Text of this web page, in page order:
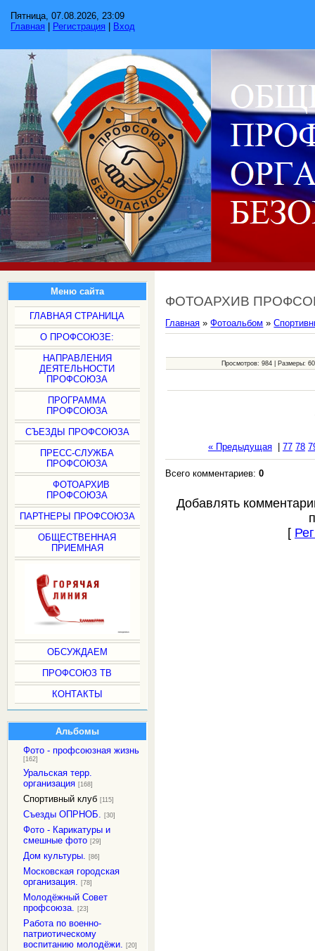
Пятница, 07.08.2026, 23:09
Главная
Регистрация Вход
Меню сайта
ГЛАВНАЯ СТРАНИЦА
О ПРОФСОЮЗЕ:
НАПРАВЛЕНИЯ
ДЕЯТЕЛЬНОСТИ
ПРОФСОЮЗА
ПРОГРАММА
ПРОФСОЮЗА
СЪЕЗДЫ ПРОФСОЮЗА
ПРЕСС-СЛУЖБА
ПРОФСОЮЗА
ФОТОАРХИВ
ПРОФСОЮЗА
ПАРТНЕРЫ ПРОФСОЮЗА
ОБЩЕСТВЕННАЯ
ПРИЕМНАЯ
ОБСУЖДАЕМ
ПРОФСОЮЗ ТВ
КОНТАКТЫ
Альбомы
Фото - профсоюзная жизнь
[162]
Уральская терр.
организация [168]
Спортивный клуб [115]
Съезды ОПРНОБ. [30]
Фото - Карикатуры и
смешные фото [29]
Дом культуры. [86]
Московская городская
организация. [78]
Молодёжный Совет
профсоюза. [23]
Работа по военно-
патриотическому
воспитанию молодёжи. [20]
ФОТОАРХИВ
Главная »Фотоальбом »
Просмотров: 984 | Размеры:
« Предыдущая| 77 78
Всего комментариев:0
Добавлять
[